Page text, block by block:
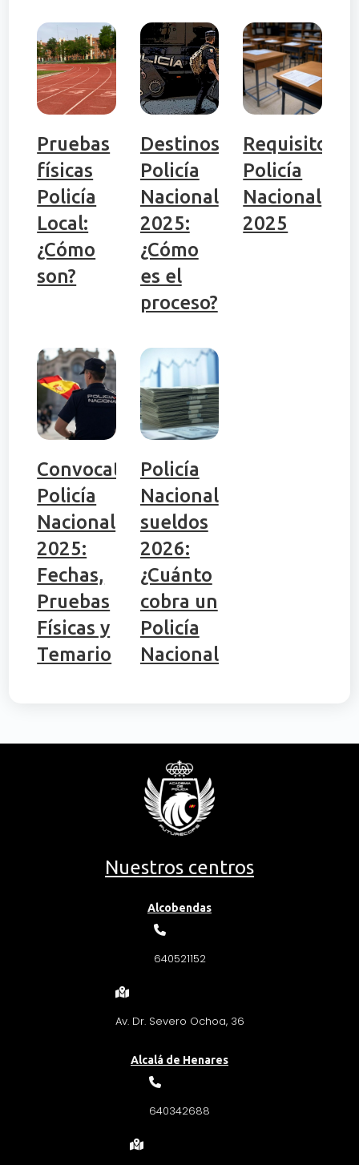
Pruebas
físicas
Policía
Local:
¿Cómo
son?
Destinos
Policía
Nacional
2025:
¿Cómo
es el
proceso?
Requisitos
Policía
Nacional
2025
Convocatoria
Policía
Nacional
2025:
Fechas,
Pruebas
Físicas y
Temario
Policía
Nacional
sueldos
2026:
¿Cuánto
cobra un
Policía
Nacional?
Nuestros centros
Alcobendas
640521152
Av. Dr. Severo Ochoa, 36
Alcalá de Henares
640342688